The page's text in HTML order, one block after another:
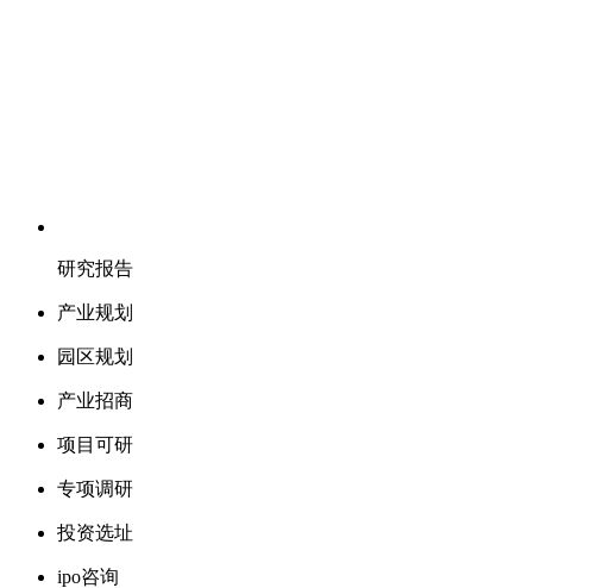
研究报告
产业规划
园区规划
产业招商
项目可研
专项调研
投资选址
ipo咨询